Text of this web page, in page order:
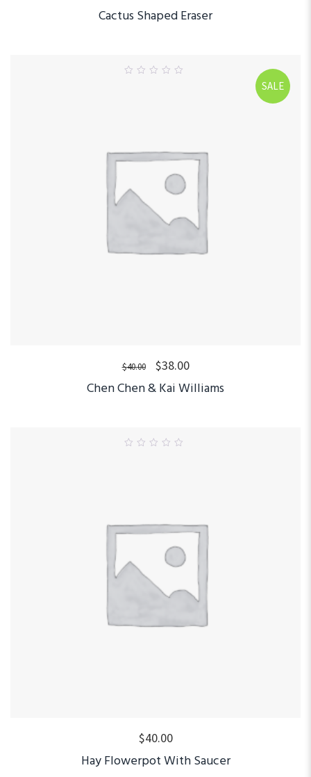
Cactus Shaped Eraser
SALE
$40.00 $38.00
Chen Chen & Kai Williams
$40.00
Hay Flowerpot With Saucer